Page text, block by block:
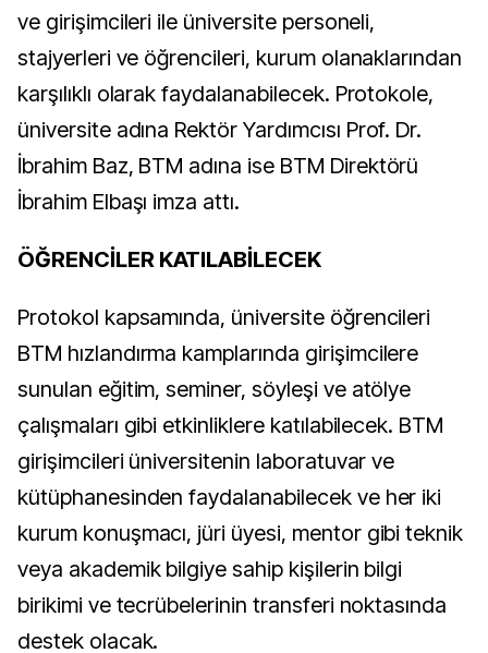
ve girişimcileri ile üniversite personeli,
stajyerleri ve öğrencileri, kurum olanaklarından
karşılıklı olarak faydalanabilecek. Protokole,
üniversite adına Rektör Yardımcısı Prof. Dr.
İbrahim Baz, BTM adına ise BTM Direktörü
İbrahim Elbaşı imza attı.
ÖĞRENCİLER KATILABİLECEK
Protokol kapsamında, üniversite öğrencileri
BTM hızlandırma kamplarında girişimcilere
sunulan eğitim, seminer, söyleşi ve atölye
çalışmaları gibi etkinliklere katılabilecek. BTM
girişimcileri üniversitenin laboratuvar ve
kütüphanesinden faydalanabilecek ve her iki
kurum konuşmacı, jüri üyesi, mentor gibi teknik
veya akademik bilgiye sahip kişilerin bilgi
birikimi ve tecrübelerinin transferi noktasında
destek olacak.